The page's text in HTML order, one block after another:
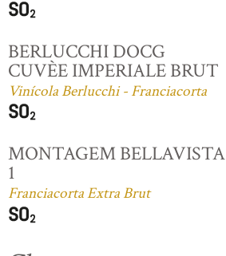
BERLUCCHI DOCG
CUVÈE IMPERIALE BRUT
Vinícola Berlucchi - Franciacorta
MONTAGEM BELLAVISTA
1
Franciacorta Extra Brut